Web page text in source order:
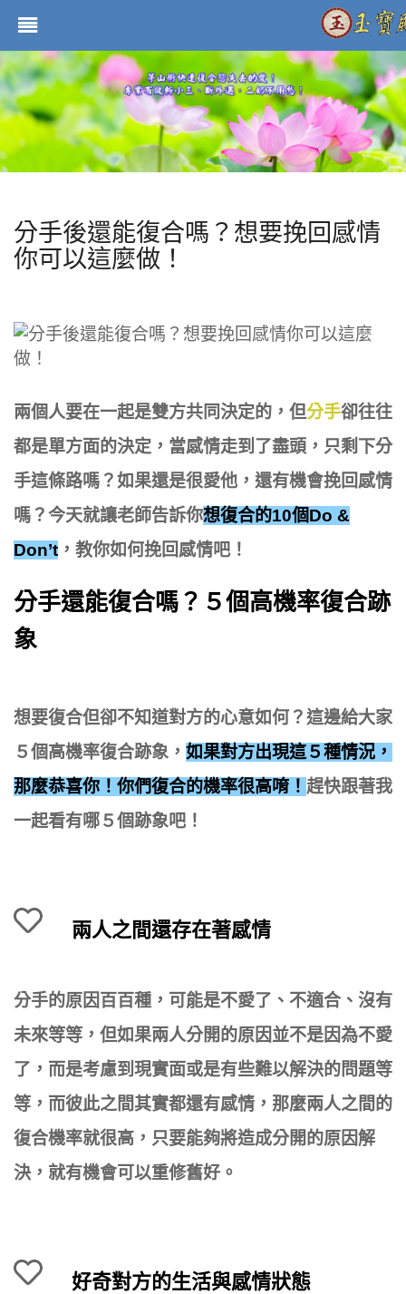
分手後還能復合嗎？想要挽回感情
你可以這麼做！
兩個人要在一起是雙方共同決定的，但分手卻往往
都是單方面的決定，當感情走到了盡頭，只剩下分
手這條路嗎？如果還是很愛他，還有機會挽回感情
嗎？今天就讓老師告訴你想復合的10個Do &
Don’t ，教你如何挽回感情吧！
分手還能復合嗎？５個高機率復合跡
象
想要復合但卻不知道對方的心意如何？這邊給大家
５個高機率復合跡象， 如果對方出現這５種情況，
那麼恭喜你！你們復合的機率很高唷！ 趕快跟著我
一起看有哪５個跡象吧！
兩人之間還存在著感情
分手的原因百百種，可能是不愛了、不適合、沒有
未來等等，但如果兩人分開的原因並不是因為不愛
了，而是考慮到現實面或是有些難以解決的問題等
等，而彼此之間其實都還有感情，那麼兩人之間的
復合機率就很高，只要能夠將造成分開的原因解
決，就有機會可以重修舊好。
好奇對方的生活與感情狀態